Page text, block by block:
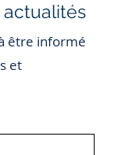
actualités
être informé
et